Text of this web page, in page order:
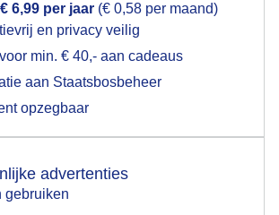
€ 6,99 per jaar (€ 0,58 per maand)
en privacy veilig
min. € 40,- aan cadeaus
aan Staatsbosbeheer
opzegbaar
advertenties
gebruiken
nog geen akkoord op hebt gegeven,
een pop-up uit je browser waarin
goed, toon de popup